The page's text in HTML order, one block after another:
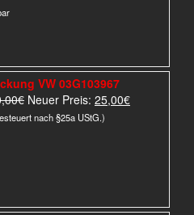
VW 03G103967
€ Ursprünglicher
Preis
Neuer Preis: 25,00€Aktueller
nach §25a UStG.)